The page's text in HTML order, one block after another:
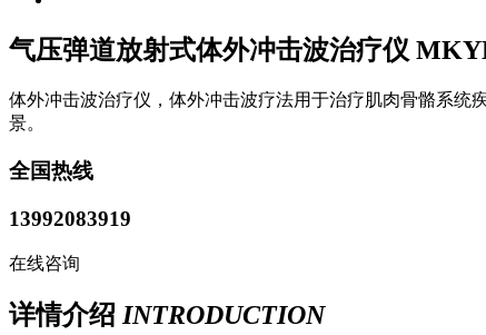
气压弹道放射式体外冲击波治疗仪
体外冲击波治疗仪，体外冲击波疗法用于治疗肌肉骨骼系统
景。
全国热线
13992083919
在线咨询
详情介绍INTRODUCTION